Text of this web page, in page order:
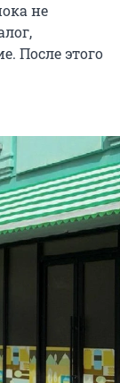
не
После этого